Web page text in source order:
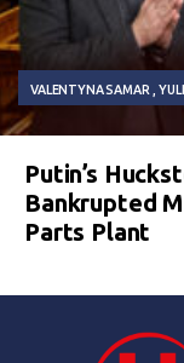
VALENTYNA SAMAR
Putin’s
Bankrupted
Parts Plant